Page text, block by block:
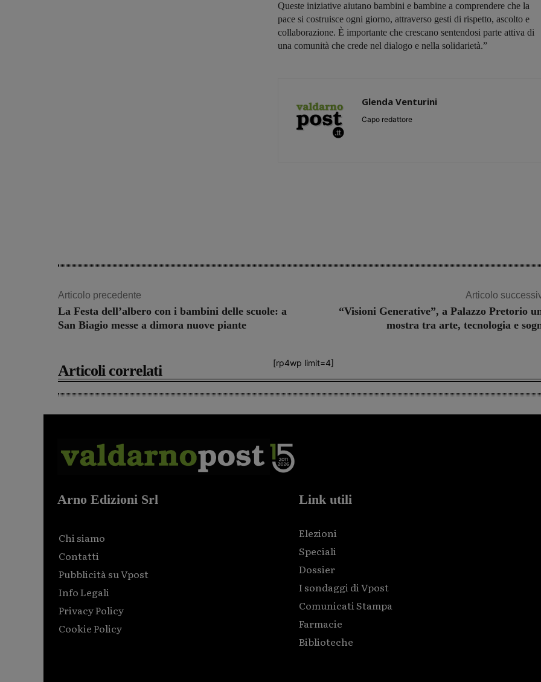
Queste iniziative aiutano bambini e bambine a comprendere che la
pace si costruisce ogni giorno, attraverso gesti di rispetto, ascolto e
collaborazione. È importante che crescano sentendosi parte attiva di
una comunità che crede nel dialogo e nella solidarietà.”
Glenda Venturini
Capo redattore
Articolo precedente
La Festa dell’albero con i bambini delle scuole: a
San Biagio messe a dimora nuove piante
Articolo
“Visioni Generative”, a Palazzo Pretorio
mostra tra arte, tecnologia e
[rp4wp limit=4]
Articoli correlati
Arno Edizioni Srl
Chi siamo
Contatti
Pubblicità su Vpost
Info Legali
Privacy Policy
Cookie Policy
Link utili
Elezioni
Speciali
Dossier
I sondaggi di Vpost
Comunicati Stampa
Farmacie
Biblioteche